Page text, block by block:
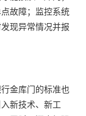
故障；监控系统
现异常情况并报
金库门的标准也
新技术、新工